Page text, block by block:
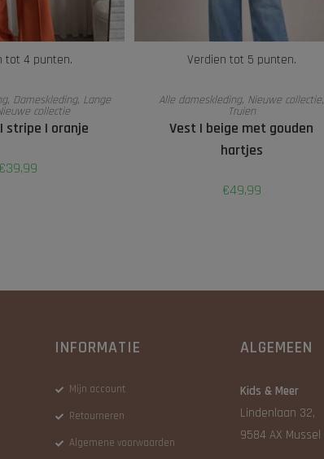
tot 4 punten.
SELECTEREN
, Dameskleding, Lange
collectie
stripe | oranje
€39,99
Verdien tot 5 punten.
OPTIES SELECTEREN
Alle dameskleding, Nieuwe collectie,
Truien
Vest | beige met gouden
hartjes
€49,99
INFORMATIE
Mijn account
Retourneren
Algemene voorwaarden
ALGEMEEN
Kids & Meer
Lindenlaan 32,
9584 AX Mussel